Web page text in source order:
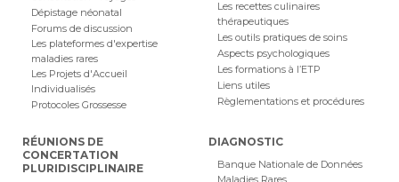
Dépistage néonatal
Forums de discussion
Les plateformes d'expertise
maladies rares
Les Projets d'Accueil
Individualisés
Protocoles Grossesse
Les recettes culinaires
thérapeutiques
Les outils pratiques de soins
Aspects psychologiques
Les formations à l’ETP
Liens utiles
Règlementations et procédures
RÉUNIONS DE
CONCERTATION
PLURIDISCIPLINAIRE
DIAGNOSTIC
Banque Nationale de Données